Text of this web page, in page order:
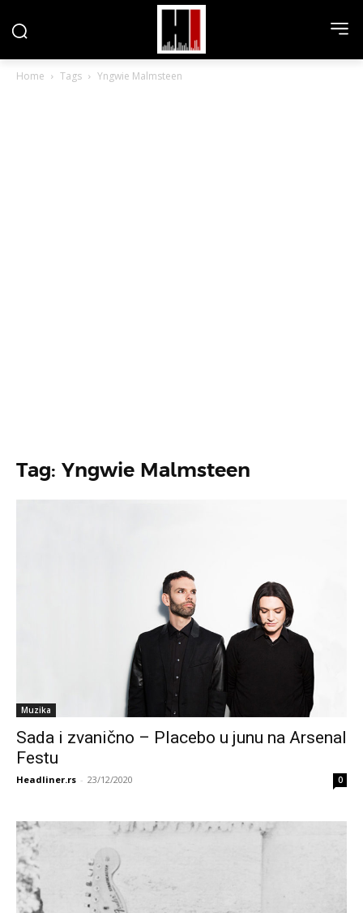
Home Tags Yngwie Malmsteen
Tag: Yngwie Malmsteen
Muzika
Sada i zvanično – Placebo u junu na Arsenal
Festu
Headliner.rs - 23/12/2020 0